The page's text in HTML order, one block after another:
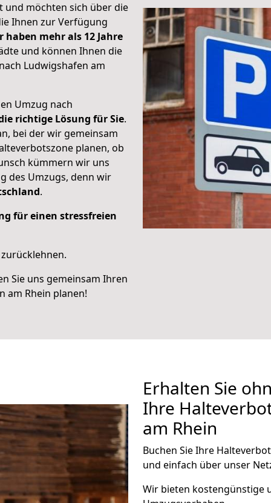
und möchten sich über die
Ihnen zur Verfügung
haben mehr als 12 Jahre
und können Ihnen die
Ludwigshafen am
Umzug nach
richtige Lösung für Sie.
bei der wir gemeinsam
planen, ob
kümmern wir uns
des Umzugs, denn wir
.
für einen stressfreien
Sie uns gemeinsam Ihren
am Rhein planen!
Erhalten Sie
Ihre
am Rhein
Buchen Sie Ihre
und einfach über unser
Wir bieten kostengünstige